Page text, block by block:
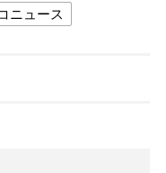
ニュース